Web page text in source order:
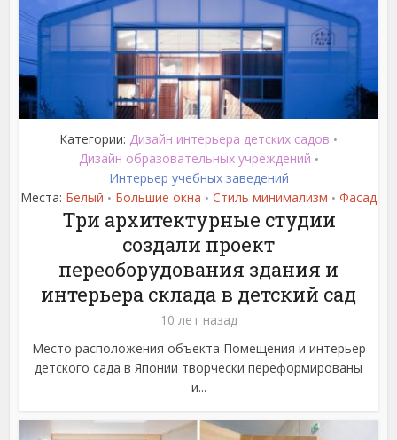
Категории: Дизайн интерьера детских садов •
Дизайн образовательных учреждений •
Интерьер учебных заведений
Места: Белый • Большие окна • Стиль минимализм • Фасад
Три архитектурные студии
создали проект
переоборудования здания и
интерьера склада в детский сад
10 лет назад
Место расположения объекта Помещения и интерьер
детского сада в Японии творчески переформированы
и...